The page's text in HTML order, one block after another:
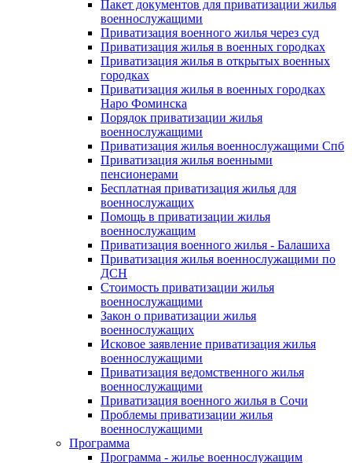
Пакет документов для приватизации жилья
военнослужащими
Приватизация военного жилья через суд
Приватизация жилья в военных городках
Приватизация жилья в открытых военных
городках
Приватизация жилья в военных городках
Наро Фоминска
Порядок приватизации жилья
военнослужащими
Приватизация жилья военнослужащими Спб
Приватизация жилья военными
пенсионерами
Бесплатная приватизация жилья для
военнослужащих
Помощь в приватизации жилья
военнослужащим
Приватизация военного жилья - Балашиха
Приватизация жилья военнослужащими по
ДСН
Стоимость приватизации жилья
военнослужащими
Закон о приватизации жилья
военнослужащих
Исковое заявление приватизация жилья
военнослужащими
Приватизация ведомственного жилья
военнослужащими
Приватизация военного жилья в Сочи
Проблемы приватизации жилья
военнослужащими
Программа
Программа - жилье военнослужащим